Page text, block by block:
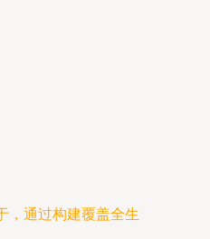
，通过构建覆盖全生